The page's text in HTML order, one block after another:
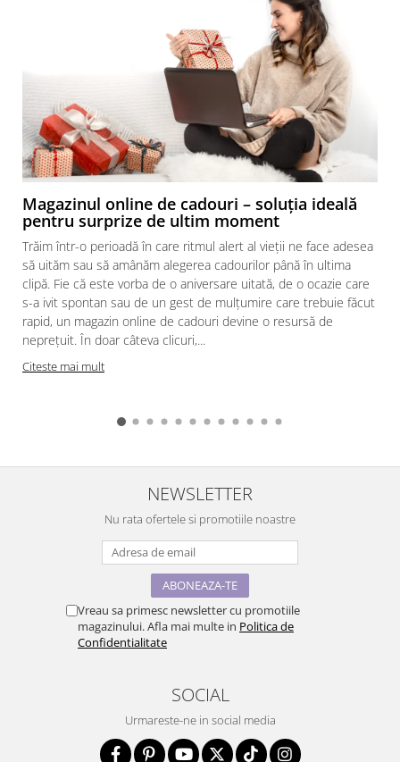
Magazinul online de cadouri – soluția ideală
pentru surprize de ultim moment
Trăim într-o perioadă în care ritmul alert al vieții ne face adesea
să uităm sau să amânăm alegerea cadourilor până în ultima
clipă. Fie că este vorba de o aniversare uitată, de o ocazie care
s-a ivit spontan sau de un gest de mulțumire care trebuie făcut
rapid, un magazin online de cadouri devine o resursă de
neprețuit. În doar câteva clicuri,...
Citeste mai mult
NEWSLETTER
Nu rata ofertele si promotiile noastre
Vreau sa primesc newsletter cu promotiile
magazinului. Afla mai multe in Politica de
Confidentialitate
SOCIAL
Urmareste-ne in social media